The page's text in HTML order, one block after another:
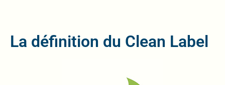
La définition du Clean Label